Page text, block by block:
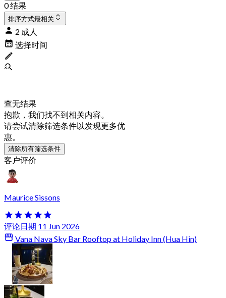
0 结果
排序方式最相关
2 成人
选择时间
查无结果
抱歉，我们找不到相关内容。
请尝试清除筛选条件以发现更多优
惠。
清除所有筛选条件
客户评价
Maurice Sissons
评论日期 11 Jun 2026
Vana Nava Sky Bar Rooftop at Holiday Inn (Hua Hin)